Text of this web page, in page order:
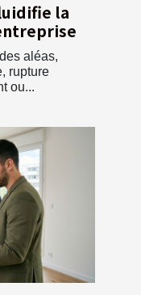
la
aléas,
rupture
ou...